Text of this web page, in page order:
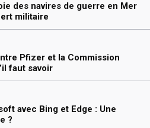
des navires de guerre en Mer
militaire
Pfizer et la Commission
faut savoir
avec Bing et Edge : Une
?